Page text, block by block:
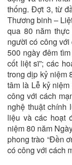
thống. Đợt 3, từ
Thương binh –
qua 80 năm
người có công với
500 ngày đêm
cốt liệt sĩ”; các
trong dịp kỷ niệm
tâm là Lễ kỷ
công với cách
nghệ thuật chính
liệu và các hoạt
niệm 80 năm
phong trào “Đền
có công với cách